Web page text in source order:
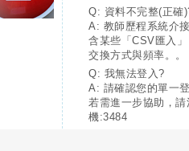
Q: 資料不完整(正確
A: 教師歷程系統介
含某些「CSV匯入
交換方式與頻率。。
Q: 我無法登入?
A: 請確認您的單一
若需進一步協助，
機:3484